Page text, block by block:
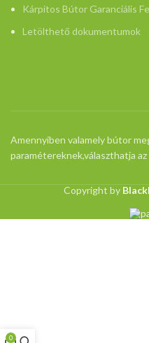
Kárpitos Bútor Garanciális
Letölthető dokumentumok
Amennyiben valamely bútor
paramétereknek,választhatja
Copyright by
0